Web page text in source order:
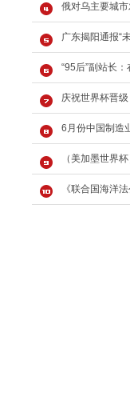
俄对乌主要城
广东揭阳通报“
“95后”副站长
庆祝世界杯晋
6月份中国制造
（美加墨世界
《联合国海洋